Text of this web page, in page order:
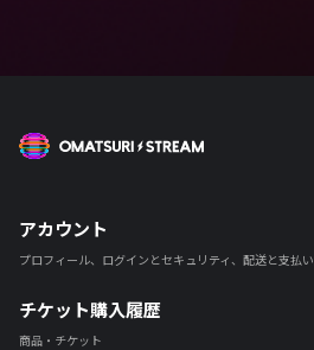
アカウント
プロフィール、ログインとセキュリティ、配送と支払い
チケット購入履歴
商品・チケット